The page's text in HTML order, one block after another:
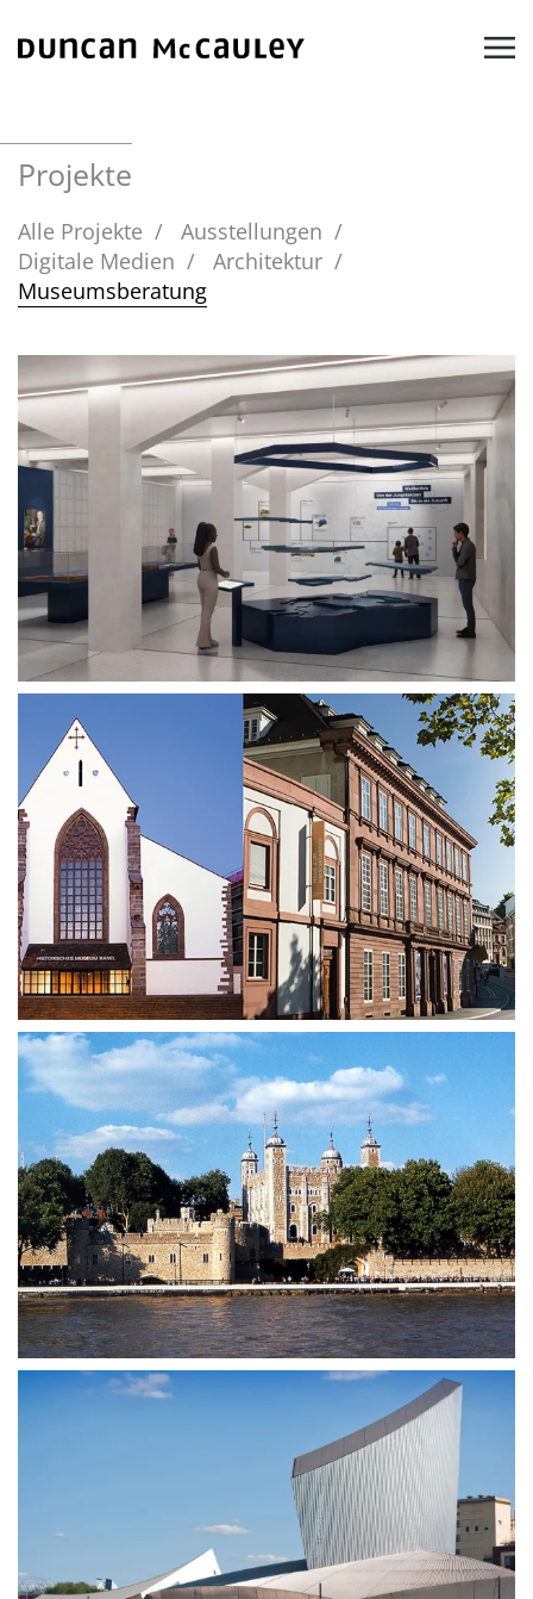
Zum Hauptinhalt springen
Projekte
Alle Projekte
Ausstellungen
Digitale Medien
Architektur
Museumsberatung